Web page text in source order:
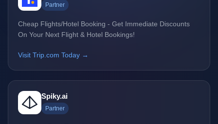
Partner
Cheap Flights/Hotel Booking - Get Immediate Discounts
On Your Next Flight & Hotel Bookings!
Visit Trip.com Today →
Spiky.ai
Partner